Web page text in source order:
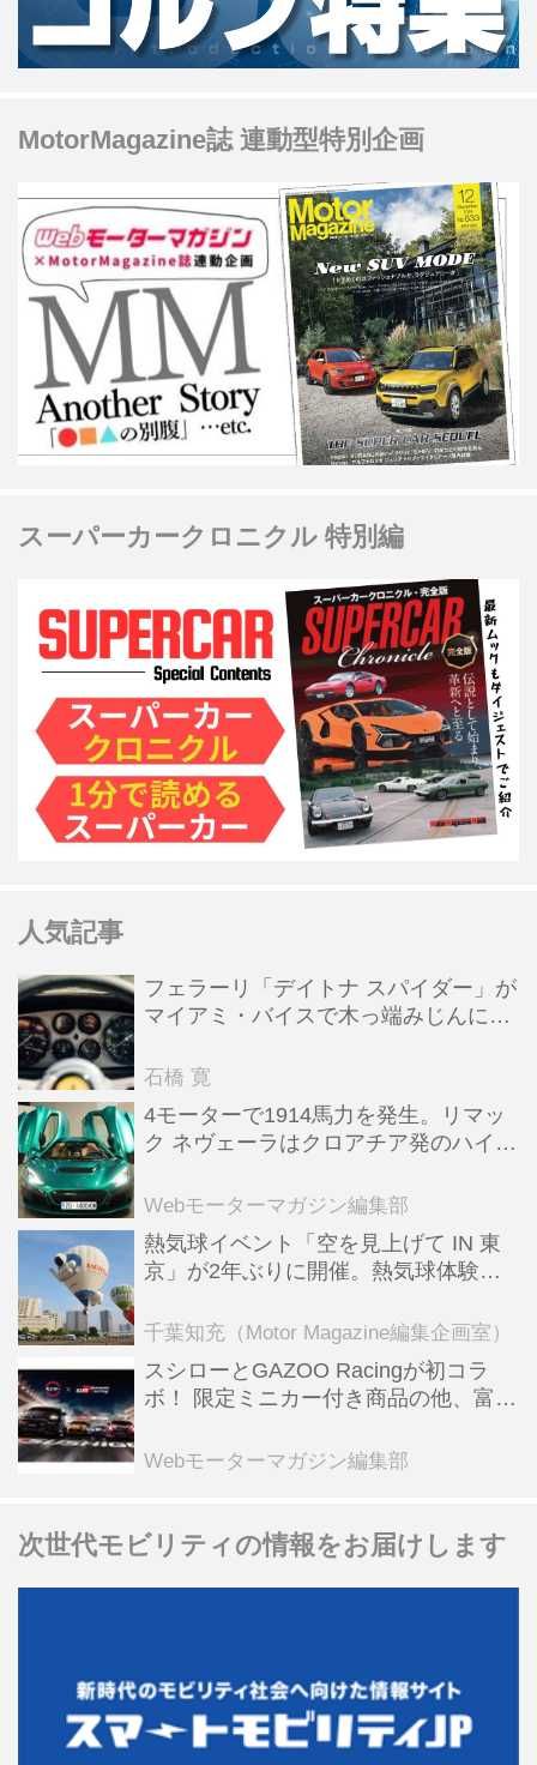
MotorMagazine誌 連動型特別企画
スーパーカークロニクル 特別編
人気記事
フェラーリ「デイトナ スパイダー」が
マイアミ・バイスで木っ端みじんにな
石橋 寛
4モーターで1914馬力を発生。リマッ
ク ネヴェーラはクロアチア発のハイパ
全版／115】
Webモーターマガジン編集部
熱気球イベント「空を見上げて IN 東
京」が2年ぶりに開催。熱気球体験搭
ンテンツも
千葉知充（Motor Magazine編集企画室）
スシローとGAZOO Racingが初コラ
ボ！ 限定ミニカー付き商品の他、富士
る抽選企画などを展開
Webモーターマガジン編集部
次世代モビリティの情報をお届けします